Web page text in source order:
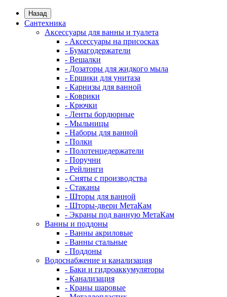
Назад
Сантехника
Аксессуары для ванны и туалета
- Аксессуары на присосках
- Бумагодержатели
- Вешалки
- Дозаторы для жидкого мыла
- Ершики для унитаза
- Карнизы для ванной
- Коврики
- Крючки
- Ленты бордюрные
- Мыльницы
- Наборы для ванной
- Полки
- Полотенцедержатели
- Поручни
- Рейлинги
- Сняты с производства
- Стаканы
- Шторы для ванной
- Шторы-двери МетаКам
- Экраны под ванную МетаКам
Ванны и поддоны
- Ванны акриловые
- Ванны стальные
- Поддоны
Водоснабжение и канализация
- Баки и гидроаккумуляторы
- Канализация
- Краны шаровые